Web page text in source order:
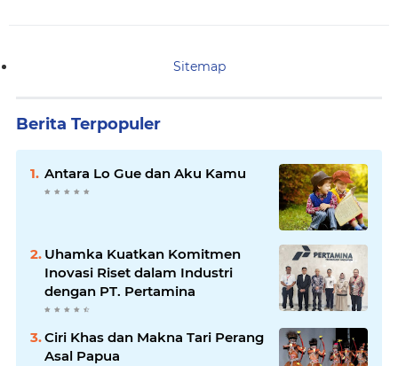
Sitemap
Berita Terpopuler
Antara Lo Gue dan Aku Kamu
Uhamka Kuatkan Komitmen
Inovasi Riset dalam Industri
dengan PT. Pertamina
Ciri Khas dan Makna Tari Perang
Asal Papua